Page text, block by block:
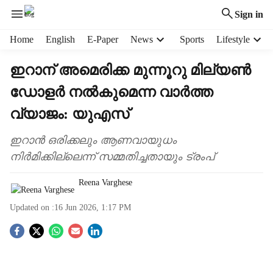
Sign in
Home English E-Paper News Sports Lifestyle
ഇറാന് അമെരിക്ക മുന്നൂറു മില്യൺ
ഡോളർ നൽകുമെന്ന വാർത്ത
വ്യാജം: യുഎസ്
ഇറാൻ ഒരിക്കലും ആണവായുധം
നിർമിക്കില്ലെന്ന് സമ്മതിച്ചതായും ട്രംപ്
Reena Varghese
Updated on :16 Jun 2026, 1:17 PM
S